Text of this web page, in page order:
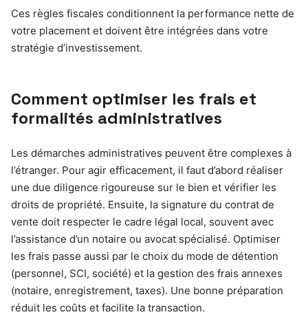
Ces règles fiscales conditionnent la performance nette de
votre placement et doivent être intégrées dans votre
stratégie d’investissement.
Comment optimiser les frais et
formalités administratives
Les démarches administratives peuvent être complexes à
l’étranger. Pour agir efficacement, il faut d’abord réaliser
une due diligence rigoureuse sur le bien et vérifier les
droits de propriété. Ensuite, la signature du contrat de
vente doit respecter le cadre légal local, souvent avec
l’assistance d’un notaire ou avocat spécialisé. Optimiser
les frais passe aussi par le choix du mode de détention
(personnel, SCI, société) et la gestion des frais annexes
(notaire, enregistrement, taxes). Une bonne préparation
réduit les coûts et facilite la transaction.